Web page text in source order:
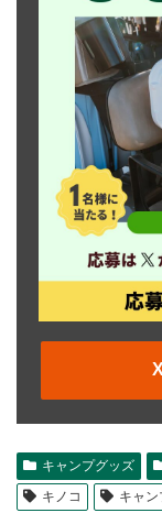
キャンプグッズ
キノコ
キャン